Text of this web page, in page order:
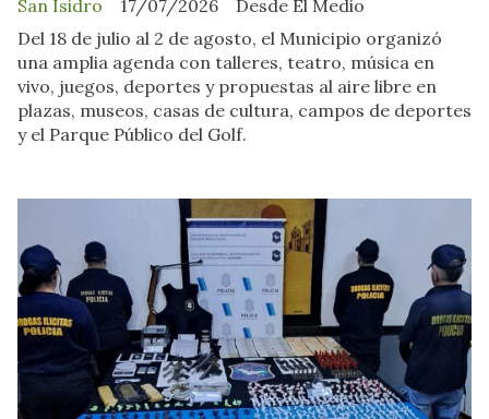
Desde El Medio
San Isidro
17/07/2026
Del 18 de julio al 2 de agosto, el Municipio organizó
una amplia agenda con talleres, teatro, música en
vivo, juegos, deportes y propuestas al aire libre en
plazas, museos, casas de cultura, campos de deportes
y el Parque Público del Golf.